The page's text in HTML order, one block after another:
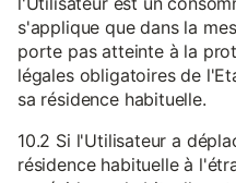
s'applique que dans la
porte pas atteinte à la
légales obligatoires de
sa résidence habituelle.
10.2 Si l'Utilisateur a
résidence habituelle à